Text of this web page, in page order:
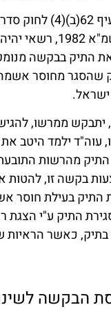
לפי ההוראות בסעיף
נוסח משולב התשמ"א
התיק בבקשה
שהסגר מחוסר
יתבקש ממרשו,
עוה"ד ילמד היטב
מהרשות
בקשה זו,
התיק בעילת חוסר
התיק ע"י הצגת
כאשר הראיות
הבקשה